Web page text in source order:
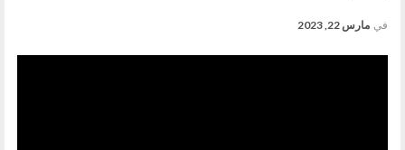
في مارس 22, 2023